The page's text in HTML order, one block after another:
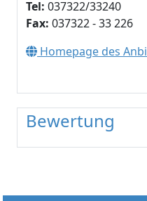
Tel: 037322/33240
Fax: 037322 - 33 226
Homepage des
Bewertung